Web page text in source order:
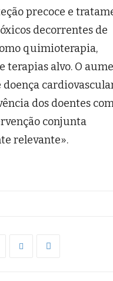
precoce e
decorrentes de
quimioterapia,
terapias alvo. O
dos doentes
conjunta
relevante».